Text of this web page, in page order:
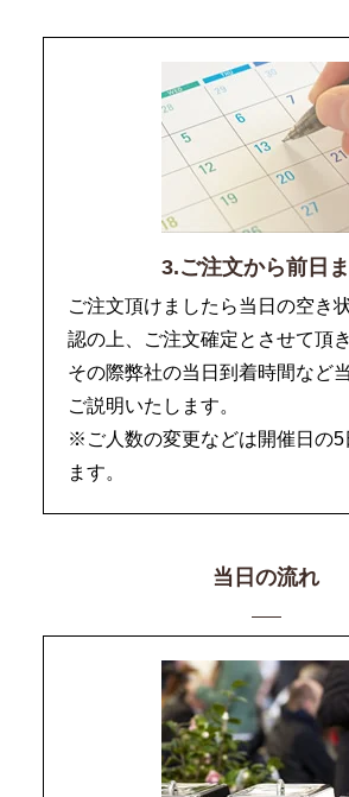
3.ご注文から前日
ご注文頂けましたら当日の空き
認の上、ご注文確定とさせて頂
その際弊社の当日到着時間など
ご説明いたします。
※ご人数の変更などは開催日の5
ます。
当日の流れ